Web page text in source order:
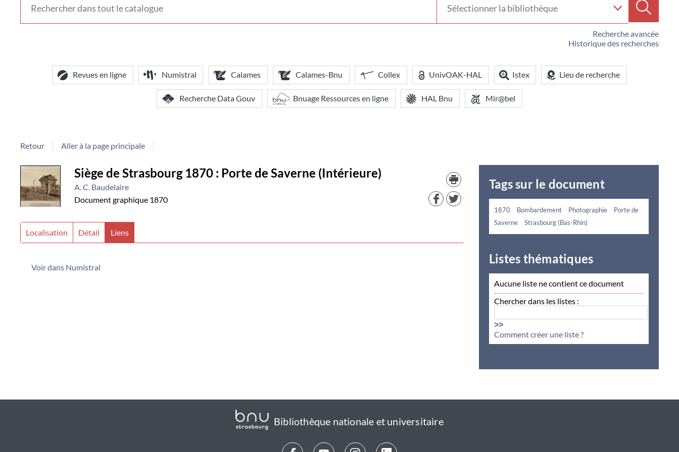
voir
Recherche avancée
Historique des recherches
votre
Revues en ligne Numistral Calames Calames-Bnu Collex UnivOAK-HAL Istex Lieu de recherche
Recherche Data Gouv Bnuage Ressources en ligne HAL Bnu Mir@bel
Retour Aller à la page principale
Détail
document
document
ressources
Siège de Strasbourg 1870 : Porte de Saverne (Intérieure)
A. C. Baudelaire
Document graphique 1870
Localisation Détail Liens
Voir dans Numistral
Tags sur le document
1870 Bombardement Photographie
Porte de
Saverne
Strasbourg (Bas-Rhin)
Listes thématiques
Aucune liste ne contient ce document
Chercher dans les listes :
>>
Comment créer une liste ?
Bibliothèque nationale et universitaire